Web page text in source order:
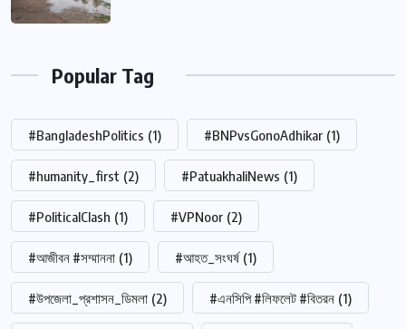
Popular Tag
#BangladeshPolitics (1) #BNPvsGonoAdhikar (1)
#humanity_first (2) #PatuakhaliNews (1)
#PoliticalClash (1) #VPNoor (2)
#আজীবন #সম্মাননা (1) #আহত_সংঘর্ষ (1)
#উপজেলা_প্রশাসন_ডিমলা (2) #এনসিপি #লিফলেট #বিতরন (1)